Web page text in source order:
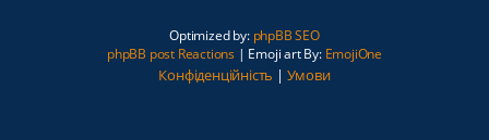
Optimized by: phpBB SEO
phpBB post Reactions| Emoji art By: EmojiOne
Конфіденційність | Умови